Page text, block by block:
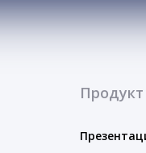
Продукт